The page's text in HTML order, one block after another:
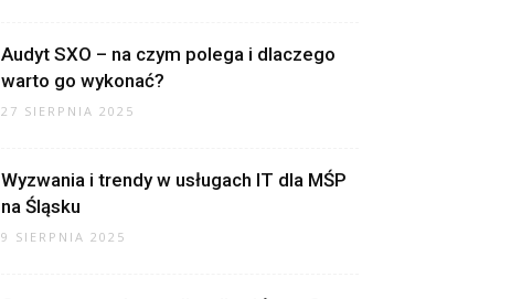
Audyt SXO – na czym polega i dlaczego
warto go wykonać?
27 SIERPNIA 2025
Wyzwania i trendy w usługach IT dla MŚP
na Śląsku
9 SIERPNIA 2025